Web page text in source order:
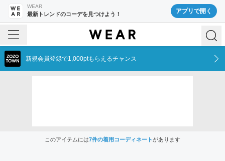
WEAR
最新トレンドのコーデを見つけよう！ アプリで開く
新規会員登録で1,000ptもらえるチャンス
このアイテムには7件の着用コーディネートがあります